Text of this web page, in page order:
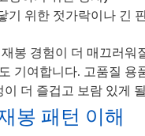
기 위한 젓가락이나 긴
봉 경험이 더 매끄러워
기여합니다. 고품질 용
더 즐겁고 보람 있게
봉 패턴 이해